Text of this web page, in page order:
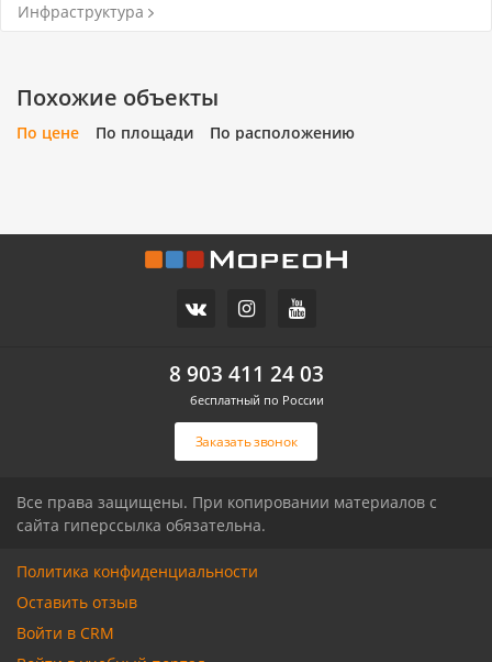
Инфраструктура
Похожие объекты
По цене По площади По расположению
10 500 000
Дом, 71 м2, 3 сот.
Заказать звонок
8 903 411 24 03
бесплатный по России
Все права защищены. При копировании материалов с
сайта гиперссылка обязательна.
Политика конфиденциальности
Оставить отзыв
Войти в CRM